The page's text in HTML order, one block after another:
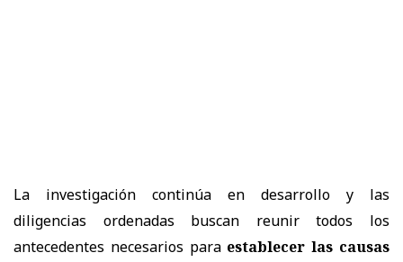
La investigación continúa en desarrollo y las
diligencias ordenadas buscan reunir todos los
antecedentes necesarios para establecer las causas